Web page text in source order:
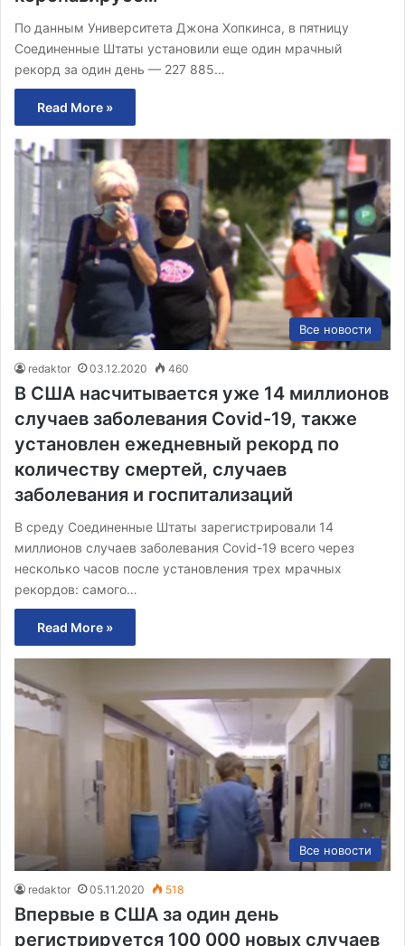
По данным Университета Джона Хопкинса, в пятницу
Соединенные Штаты установили еще один мрачный
рекорд за один день — 227 885…
Read More »
Все новости
redaktor 03.12.2020 460
В США насчитывается уже 14 миллионов
случаев заболевания Covid-19, также
установлен ежедневный рекорд по
количеству смертей, случаев
заболевания и госпитализаций
В среду Соединенные Штаты зарегистрировали 14
миллионов случаев заболевания Covid-19 всего через
несколько часов после установления трех мрачных
рекордов: самого…
Read More »
Все новости
redaktor 05.11.2020 518
Впервые в США за один день
регистрируется 100 000 новых случаев